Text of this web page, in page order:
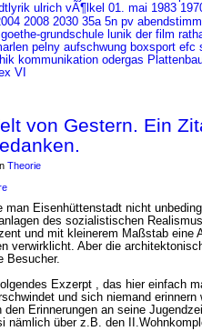
ulrich vÃ¶lkel 01. mai 1983
2008 2030 35a 5n pv
goethe-grundschule lunik der film
pelny aufschwung boxsport efc
kommunikation odergas
VI
von Gestern. Ein
Theorie
man Eisenhüttenstadt nicht
des sozialistischen
und mit kleinerem Maßstab eine
verwirklicht. Aber die
Besucher.
Exzerpt , das hier einfach
und sich niemand
den Erinnerungen an seine
nämlich über z.B. den